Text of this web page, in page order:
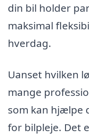
din bil holder
maksimal
hverdag.
Uanset hvilken
mange
som kan hjælpe
for bilpleje. Det